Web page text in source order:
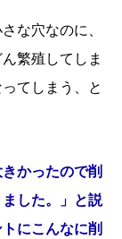
な穴なのに、
繁殖してしま
てしまう、と
かったので削
した。」と説
にこんなに削